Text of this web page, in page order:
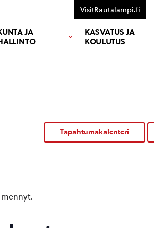
JA
KASVATUS JA
KOULUTUS
VisitRautalampi.fi
Tapahtumakalenteri